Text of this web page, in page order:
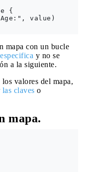
{
value)
mapa con un bucle
y no se
a la siguiente.
valores del mapa,
las claves o
mapa.